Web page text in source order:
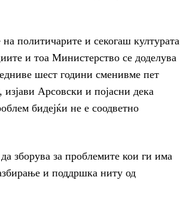
политичарите и секогаш културата
и тоа Министерство се доделува
шест години сменивме пет
Арсовски и појасни дека
бидејќи не е соодветно
зборува за проблемите кои ги има
и поддршка ниту од